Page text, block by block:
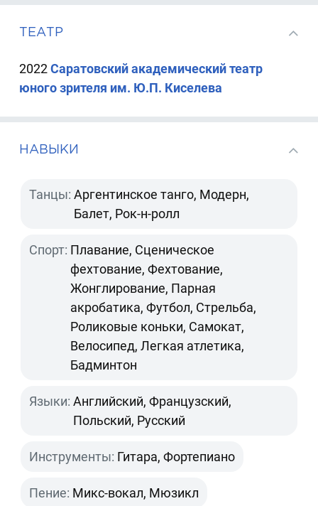
ТЕАТР
2022Саратовский академический театр
юного зрителя им. Ю.П. Киселева
НАВЫКИ
Танцы: Аргентинское танго, Модерн,
Балет, Рок-н-ролл
Спорт: Плавание, Сценическое
фехтование, Фехтование,
Жонглирование, Парная
акробатика, Футбол, Стрельба,
Роликовые коньки, Самокат,
Велосипед, Легкая атлетика,
Бадминтон
Языки: Английский, Французский,
Польский, Русский
Инструменты: Гитара, Фортепиано
Пение: Микс-вокал, Мюзикл